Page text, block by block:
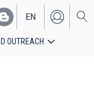
EN
ES
OUTREACH